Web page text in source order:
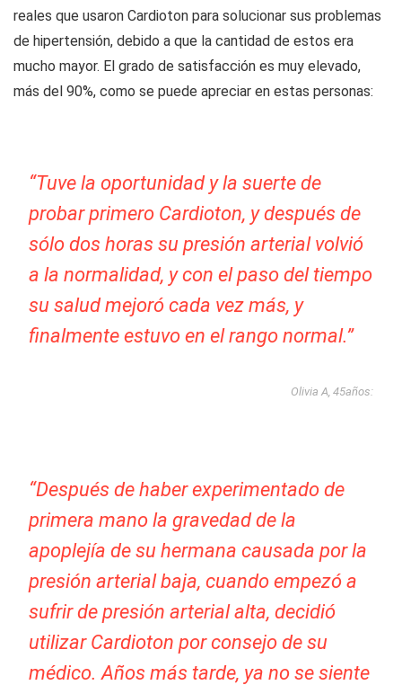
reales que usaron Cardioton para solucionar sus problemas
de hipertensión, debido a que la cantidad de estos era
mucho mayor. El grado de satisfacción es muy elevado,
más del 90%, como se puede apreciar en estas personas:
“Tuve la oportunidad y la suerte de
probar primero Cardioton, y después de
sólo dos horas su presión arterial volvió
a la normalidad, y con el paso del tiempo
su salud mejoró cada vez más, y
finalmente estuvo en el rango normal.”
Olivia A, 45años:
“Después de haber experimentado de
primera mano la gravedad de la
apoplejía de su hermana causada por la
presión arterial baja, cuando empezó a
sufrir de presión arterial alta, decidió
utilizar Cardioton por consejo de su
médico. Años más tarde, ya no se siente